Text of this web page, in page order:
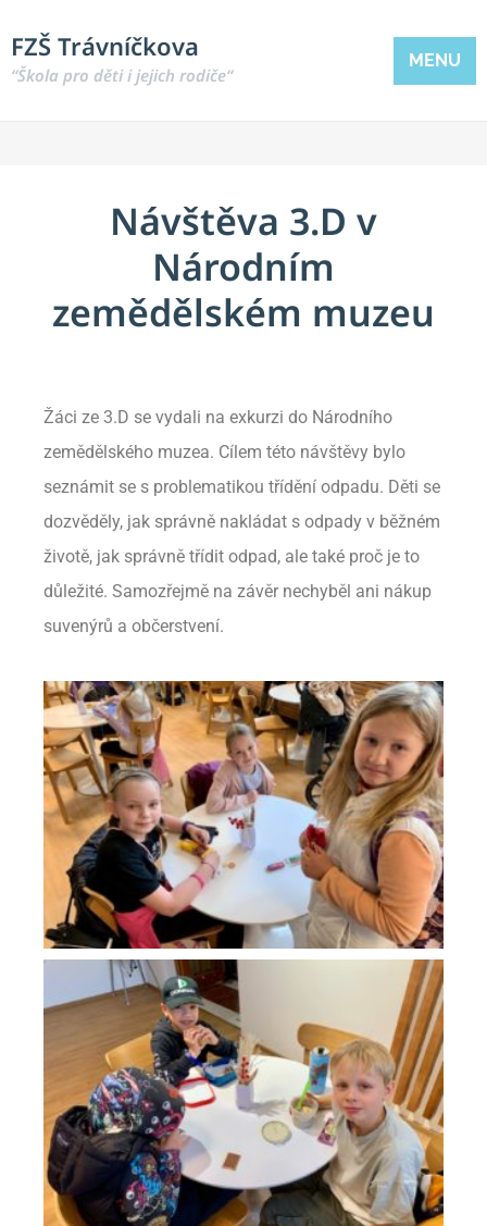
FZŠ Trávníčkova
“Škola pro děti i jejich rodiče“
MENU
Návštěva 3.D v
Národním
zemědělském muzeu
Žáci ze 3.D se vydali na exkurzi do Národního
zemědělského muzea. Cílem této návštěvy bylo
seznámit se s problematikou třídění odpadu. Děti se
dozvěděly, jak správně nakládat s odpady v běžném
životě, jak správně třídit odpad, ale také proč je to
důležité. Samozřejmě na závěr nechyběl ani nákup
suvenýrů a občerstvení.